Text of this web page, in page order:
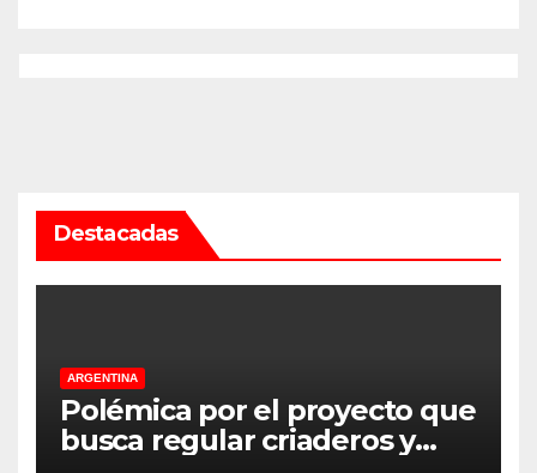
Destacadas
ARGENTINA
Polémica por el proyecto que
busca regular criaderos y